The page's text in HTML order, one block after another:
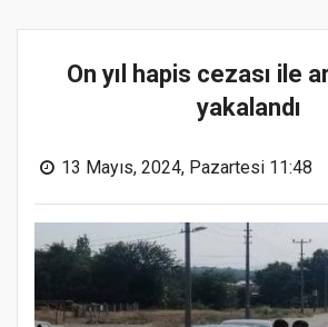
On yıl hapis cezası ile
yakalandı
13 Mayıs, 2024, Pazartesi 11:48